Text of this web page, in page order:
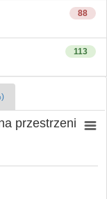
88
113
przestrzeni